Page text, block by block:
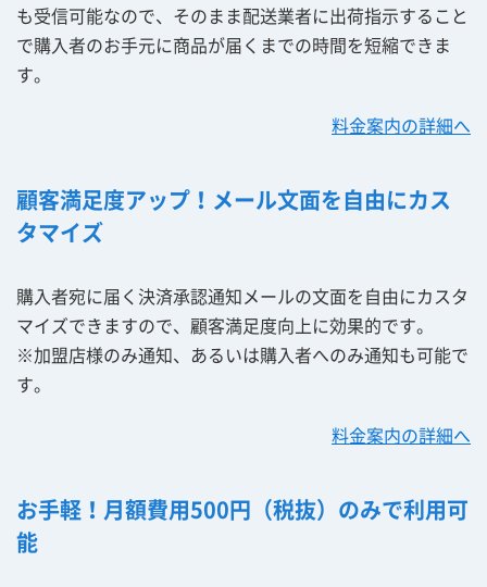
も受信可能なので、そのまま配送業者に出荷指示すること
で購入者のお手元に商品が届くまでの時間を短縮できま
す。
料金案内の詳細へ
顧客満足度アップ！メール文面を自由にカス
タマイズ
購入者宛に届く決済承認通知メールの文面を自由にカスタ
マイズできますので、顧客満足度向上に効果的です。
※加盟店様のみ通知、あるいは購入者へのみ通知も可能で
す。
料金案内の詳細へ
お手軽！月額費用500円（税抜）のみで利用可
能